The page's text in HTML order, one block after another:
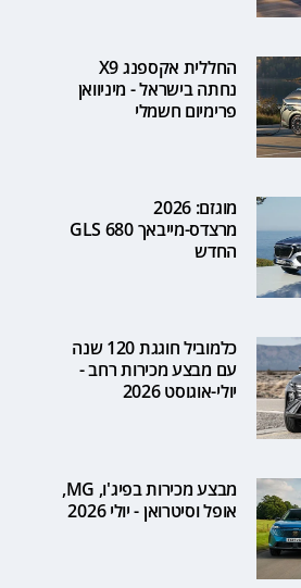
החללית אקספנג X9
נחתה בישראל - מיניוואן
פרימיום חשמלי
מוגזם: 2026
מרצדס-מייבאך GLS 680
החדש
כלמוביל חוגגת 120 שנה
עם מבצע מכירות רחב -
יולי-אוגוסט 2026
מבצע מכירות בפיג'ו, MG,
אופל וסיטרואן - יולי 2026